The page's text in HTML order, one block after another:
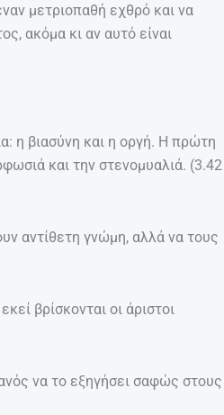
μετριοπαθή εχθρό και να
ακόμα κι αν αυτό είναι
η βιασύνη και η οργή. Η πρώτη
και την στενομυαλιά. (3.42
αντίθετη γνώμη, αλλά να τους
βρίσκονται οι άριστοι
να το εξηγήσει σαφώς στους